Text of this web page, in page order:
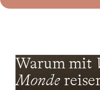
Warum mit
Monde